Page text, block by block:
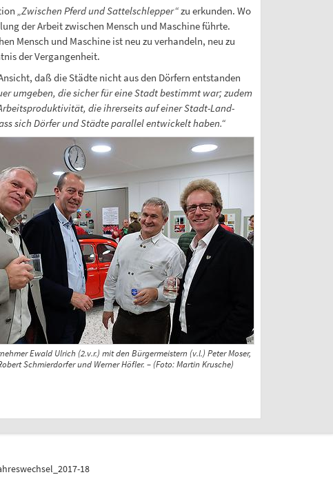
„Zwischen Pferd und Sattelschlepper“zu erkunden. Wo
der Arbeit zwischen Mensch und Maschine führte.
Mensch und Maschine ist neu zu verhandeln, neu zu
der Vergangenheit.
daß die Städte nicht aus den Dörfern entstanden
umgeben, die sicher für eine Stadt bestimmt war; zudem
die ihrerseits auf einer Stadt-Land-
sich Dörfer und Städte parallel entwickelt haben.“
Ewald Ulrich (2.v.r.) mit den Bürgermeistern (v.l.) Peter Moser,
Schmierdorfer und Werner Höfler. – (Foto: Martin Krusche)
18